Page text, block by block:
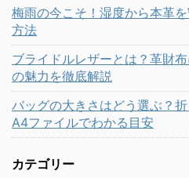
梅雨の今こそ！湿度から本革
方法
ブライドルレザーとは？革財
の魅力を徹底解説
バッグの大きさはどう選ぶ？
A4ファイルでわかる目安
カテゴリー